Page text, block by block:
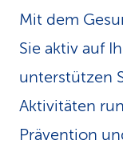
Mit dem
Sie aktiv auf
unterstützen
Aktivitäten
Prävention